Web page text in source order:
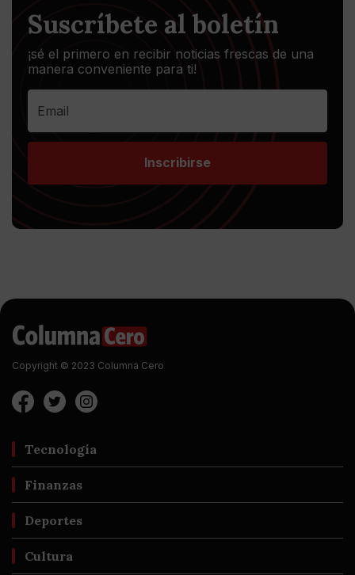
Suscríbete al boletín
¡sé el primero en recibir noticias frescas de una
manera conveniente para ti!
Inscribirse
Copyright © 2023 Columna Cero
Tecnología
Finanzas
Deportes
Cultura